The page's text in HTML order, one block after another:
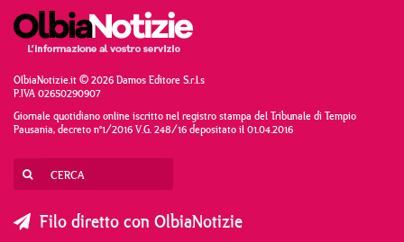
OlbiaNotizie.it © 2026 Damos Editore S.r.l.s
P.IVA 02650290907
Giornale quotidiano online iscritto nel registro stampa del Tribunale di Tempio
Pausania, decreto n°1/2016 V.G. 248/16 depositato il 01.04.2016
Filo diretto con OlbiaNotizie